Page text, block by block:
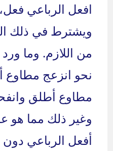
افعل الرباعي
ويشترط في ذلك
من اللازم. وما
نحو انزعج مطاوع
مطاوع أطلق
وغير ذلك مما هو
أفعل الرباعي دون